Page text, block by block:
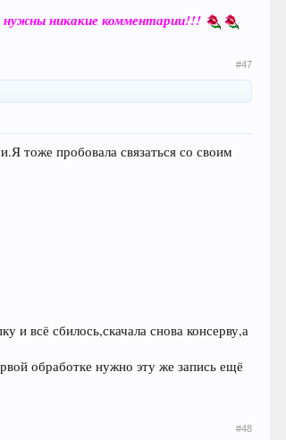
нужны никакие комментарии!!!
#47
тоже пробовала связаться со своим
и всё сбилось,скачала снова консерву,а
обработке нужно эту же запись ещё
#48